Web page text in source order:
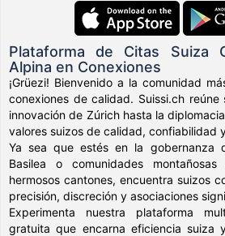
Plataforma de Citas Suiza
Alpina en Conexiones
¡Grüezi! Bienvenido a la comunidad
conexiones de calidad. Suissi.ch reúne
innovación de Zúrich hasta la
valores suizos de calidad, confiabilidad
Ya sea que estés en la gobernanza
Basilea o comunidades
hermosos cantones, encuentra suizos
precisión, discreción y asociaciones
Experimenta nuestra plataforma
gratuita que encarna eficiencia suiza